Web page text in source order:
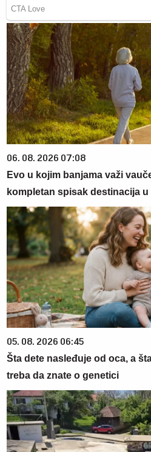
06. 08. 2026 07:08
Evo u kojim banjama važi
kompletan spisak destinacija u
05. 08. 2026 06:45
Šta dete nasleđuje od oca, a
treba da znate o genetici